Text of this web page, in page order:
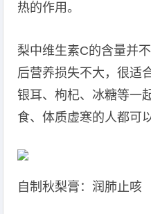
热的作用。
梨中维生素C的含量并
后营养损失不大，很适
银耳、枸杞、冰糖等一
食、体质虚寒的人都可
自制秋梨膏：润肺止咳